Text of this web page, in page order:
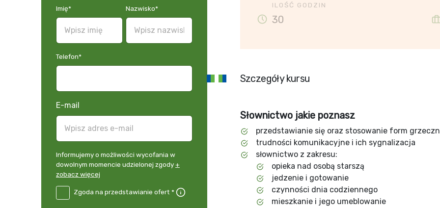
Imię* Nazwisko*
Telefon*
E-mail
Informujemy
o
możliwości
Informujemy o możliwości wycofania w
dowolnym momencie udzielonej zgody+
zobacz więcej
DE
Zgoda na przedstawianie ofert *
ILOŚĆ GODZIN
30
Szczegóły kursu
Słownictwo jakie poznasz
przedstawianie się oraz stosowanie form
trudności komunikacyjne i ich sygnalizacja
słownictwo z zakresu:
opieka nad osobą starszą
jedzenie i gotowanie
czynności dnia codziennego
mieszkanie i jego umeblowanie